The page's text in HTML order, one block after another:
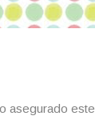
asegurado este